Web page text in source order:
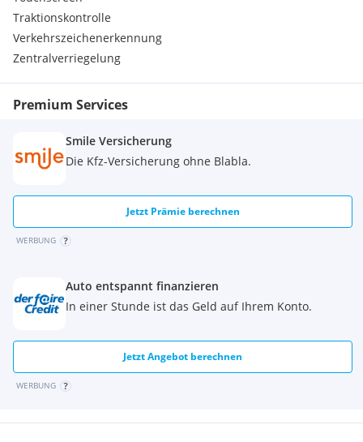
Traktionskontrolle
Verkehrszeichenerkennung
Zentralverriegelung
Premium Services
Smile Versicherung
Die Kfz-Versicherung ohne Blabla.
Jetzt Prämie berechnen
WERBUNG
Auto entspannt finanzieren
In einer Stunde ist das Geld auf Ihrem Konto.
Jetzt Angebot berechnen
WERBUNG